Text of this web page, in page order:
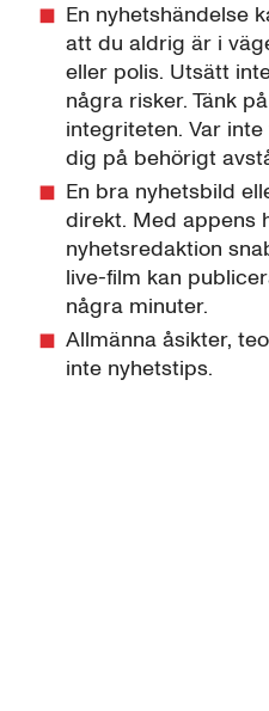
En nyhetshändelse
att du aldrig är i
eller polis. Utsätt
några risker. Tänk
integriteten. Var
dig på behörigt
En bra nyhetsbild
direkt. Med appens
nyhetsredaktion
live-film kan
några minuter.
Allmänna åsikter,
inte nyhetstips.